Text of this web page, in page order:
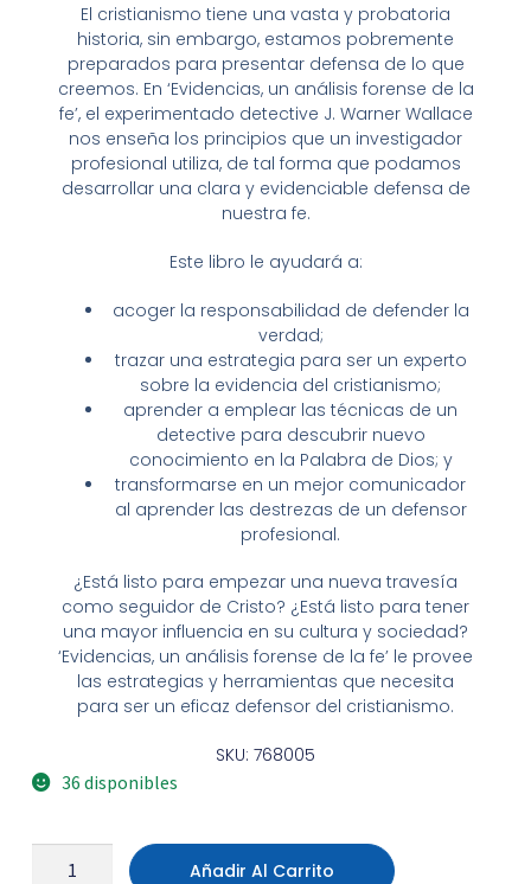
El cristianismo tiene una vasta y probatoria
historia, sin embargo, estamos pobremente
preparados para presentar defensa de lo que
creemos. En ‘Evidencias, un análisis forense de la
fe’, el experimentado detective J. Warner Wallace
nos enseña los principios que un investigador
profesional utiliza, de tal forma que podamos
desarrollar una clara y evidenciable defensa de
nuestra fe.
Este libro le ayudará a:
acoger la responsabilidad de defender la
verdad;
trazar una estrategia para ser un experto
sobre la evidencia del cristianismo;
aprender a emplear las técnicas de un
detective para descubrir nuevo
conocimiento en la Palabra de Dios; y
transformarse en un mejor comunicador
al aprender las destrezas de un defensor
profesional.
¿Está listo para empezar una nueva travesía
como seguidor de Cristo? ¿Está listo para tener
una mayor influencia en su cultura y sociedad?
‘Evidencias, un análisis forense de la fe’ le provee
las estrategias y herramientas que necesita
para ser un eficaz defensor del cristianismo.
SKU: 768005
36 disponibles
Añadir Al Carrito